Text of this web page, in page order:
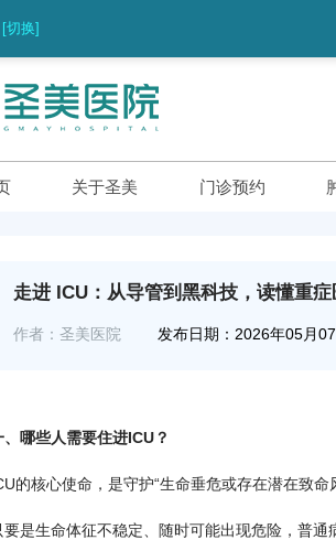
[切换]
关于圣美 门诊预约
走进 ICU：从导管到黑科技，读懂重
作者：圣美医院 发布日期：2026年05月
、哪些人需要住进ICU？
的核心使命，是守护“生命垂危或存在潜在致
要是生命体征不稳定、随时可能出现危险，普